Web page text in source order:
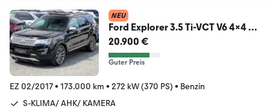
NEU
Ford Explorer 3.5 Ti-VCT V6 4x4 6-
SITZE AHK PANO
20.900 €
Guter Preis
EZ 02/2017• 173.000 km • 272 kW (370 PS) • Benzin
S-KLIMA/ AHK/ KAMERA